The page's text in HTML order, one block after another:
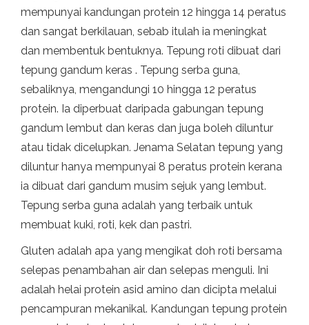
mempunyai kandungan protein 12 hingga 14 peratus
dan sangat berkilauan, sebab itulah ia meningkat
dan membentuk bentuknya. Tepung roti dibuat dari
tepung gandum keras . Tepung serba guna,
sebaliknya, mengandungi 10 hingga 12 peratus
protein. Ia diperbuat daripada gabungan tepung
gandum lembut dan keras dan juga boleh diluntur
atau tidak dicelupkan. Jenama Selatan tepung yang
diluntur hanya mempunyai 8 peratus protein kerana
ia dibuat dari gandum musim sejuk yang lembut.
Tepung serba guna adalah yang terbaik untuk
membuat kuki, roti, kek dan pastri.
Gluten adalah apa yang mengikat doh roti bersama
selepas penambahan air dan selepas menguli. Ini
adalah helai protein asid amino dan dicipta melalui
pencampuran mekanikal. Kandungan tepung protein